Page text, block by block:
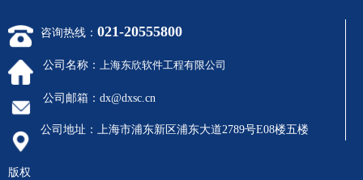
咨询热线：021-20555800
公司名称：上海东欣软件工程有限公司
公司邮箱：dx@dxsc.cn
版权
公司地址：上海市浦东新区浦东大道2789号E08楼五楼